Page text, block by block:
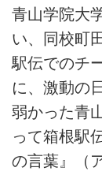
青山学院大
い、同校町
駅伝でのチ
に、激動の
弱かった青
って箱根駅
の言葉』（